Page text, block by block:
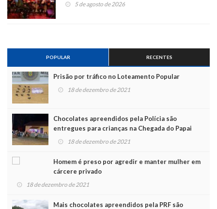
5 de agosto de 2026
POPULAR RECENTES
Prisão por tráfico no Loteamento Popular
18 de dezembro de 2021
Chocolates apreendidos pela Polícia são
entregues para crianças na Chegada do Papai
Noel
18 de dezembro de 2021
Homem é preso por agredir e manter mulher em
cárcere privado
18 de dezembro de 2021
Mais chocolates apreendidos pela PRF são